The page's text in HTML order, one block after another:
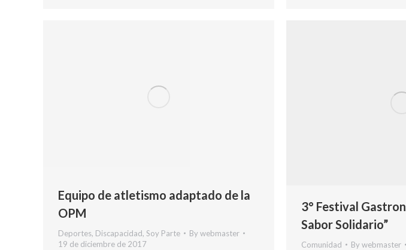
Equipo de atletismo adaptado de la
OPM
Deportes, Discapacidad, Soy Parte Bywebmaster
19 de diciembre de 2017
3° Festival
Sabor Solidario”
Comunidad Bywebmaster